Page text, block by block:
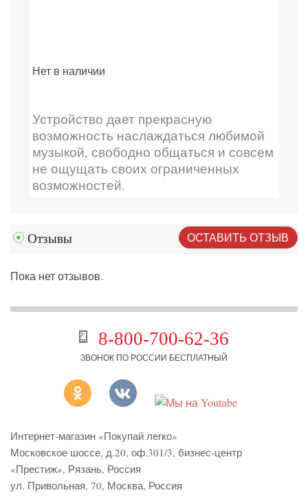
Нет в наличии
Устройство дает прекрасную
возможность наслаждаться любимой
музыкой, свободно общаться и совсем
не ощущать своих ограниченных
возможностей.
Отзывы ОСТАВИТЬ ОТЗЫВ
Пока нет отзывов.
8-800-700-62-36
ЗВОНОК ПО РОССИИ БЕСПЛАТНЫЙ
Интернет-магазин «Покупай легко»
Московское шоссе, д.20, оф.301/3, бизнес-центр
«Престиж», Рязань, Россия
ул. Привольная, 70, Москва, Россия